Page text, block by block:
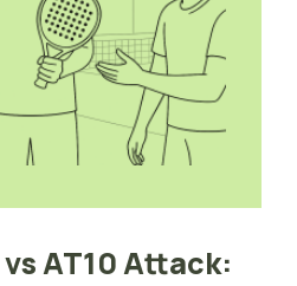
vs AT10 Attack: